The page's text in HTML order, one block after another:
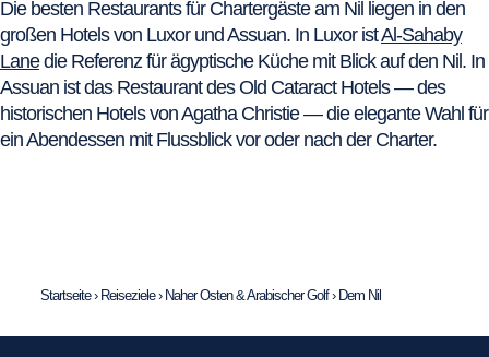
Die besten Restaurants für Chartergäste am Nil liegen in den
großen Hotels von Luxor und Assuan. In Luxor istAl-Sahaby
Lanedie Referenz für ägyptische Küche mit Blick auf den Nil. In
Assuan ist das Restaurant des Old Cataract Hotels — des
historischen Hotels von Agatha Christie — die elegante Wahl für
ein Abendessen mit Flussblick vor oder nach der Charter.
Startseite› Reiseziele› Naher Osten & Arabischer Golf› Dem Nil